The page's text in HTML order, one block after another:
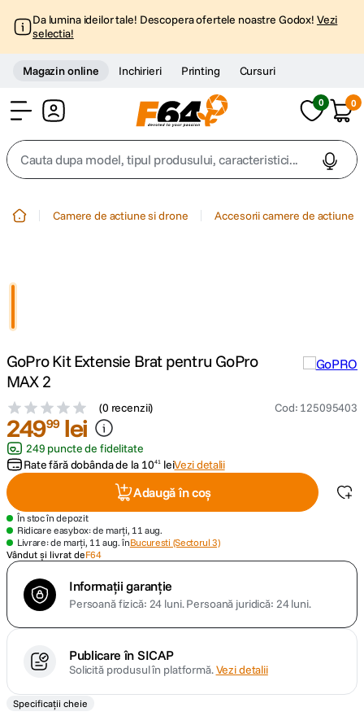
Da lumina ideilor tale! Descopera ofertele noastre Godox! Vezi
selectia!
Magazin online Inchirieri Printing Cursuri
0 0
Cauta dupa model, tipul produsului, caracteristici...
4. peak design
canon sx740 hs
6. lavaliera
card memorie
8. ulanzi
9. insta 360
10. godox
Camere de actiune si drone Accesorii camere de actiune
GoPro Kit Extensie Brat pentru GoPro
MAX 2
(0 recenzii) Cod: 125095403
24999 lei
249 puncte de fidelitate
Rate fără dobânda de la 1041 leiVezi detalii
Adaugă în coș
În stoc în depozit
Ridicare easybox: de marți, 11 aug.
Livrare: de marți, 11 aug. înBucuresti (Sectorul 3)
Vândut și livrat deF64
Informații garanție
Persoană fizică: 24 luni.Persoană juridică: 24 luni.
Publicare în SICAP
Solicită produsul în platformă.Vezi detalii
Specificații cheie